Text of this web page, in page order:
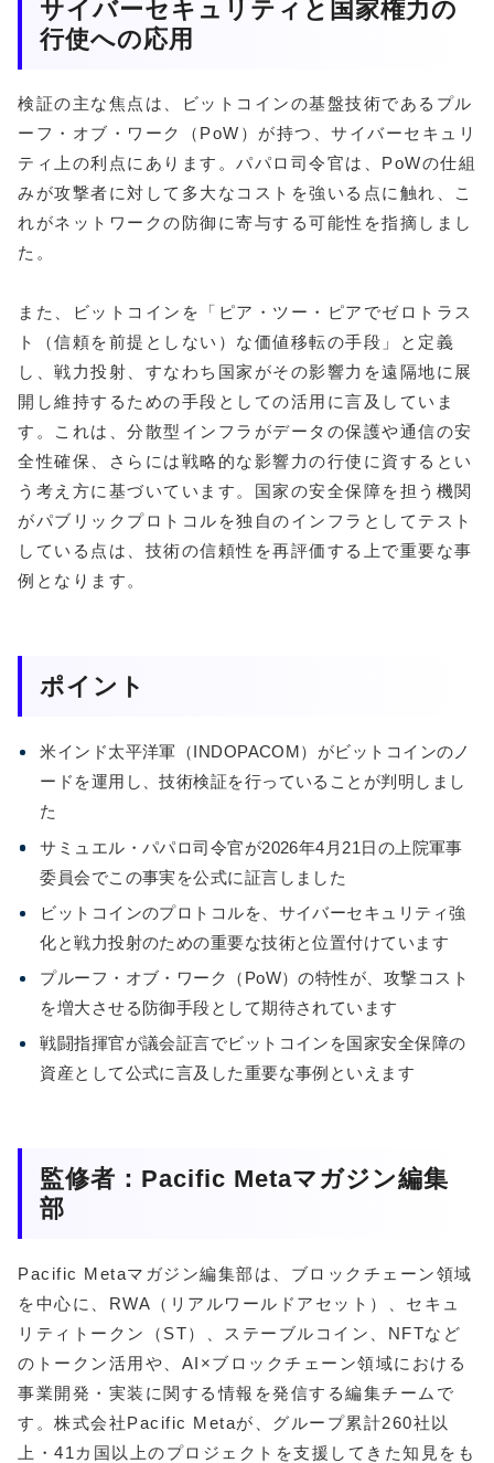
サイバーセキュリティと国家権力の
行使への応用
検証の主な焦点は、ビットコインの基盤技術であるプル
ーフ・オブ・ワーク（PoW）が持つ、サイバーセキュリ
ティ上の利点にあります。パパロ司令官は、PoWの仕組
みが攻撃者に対して多大なコストを強いる点に触れ、こ
れがネットワークの防御に寄与する可能性を指摘しまし
た。
また、ビットコインを「ピア・ツー・ピアでゼロトラス
ト（信頼を前提としない）な価値移転の手段」と定義
し、戦力投射、すなわち国家がその影響力を遠隔地に展
開し維持するための手段としての活用に言及していま
す。これは、分散型インフラがデータの保護や通信の安
全性確保、さらには戦略的な影響力の行使に資するとい
う考え方に基づいています。国家の安全保障を担う機関
がパブリックプロトコルを独自のインフラとしてテスト
している点は、技術の信頼性を再評価する上で重要な事
例となります。
ポイント
米インド太平洋軍（INDOPACOM）がビットコインのノ
ードを運用し、技術検証を行っていることが判明しまし
た
サミュエル・パパロ司令官が2026年4月21日の上院軍事
委員会でこの事実を公式に証言しました
ビットコインのプロトコルを、サイバーセキュリティ強
化と戦力投射のための重要な技術と位置付けています
プルーフ・オブ・ワーク（PoW）の特性が、攻撃コスト
を増大させる防御手段として期待されています
戦闘指揮官が議会証言でビットコインを国家安全保障の
資産として公式に言及した重要な事例といえます
監修者：Pacific Metaマガジン編集
部
Pacific Metaマガジン編集部は、ブロックチェーン領域
を中心に、RWA（リアルワールドアセット）、セキュ
リティトークン（ST）、ステーブルコイン、NFTなど
のトークン活用や、AI×ブロックチェーン領域における
事業開発・実装に関する情報を発信する編集チームで
す。株式会社Pacific Metaが、グループ累計260社以
上・41カ国以上のプロジェクトを支援してきた知見をも